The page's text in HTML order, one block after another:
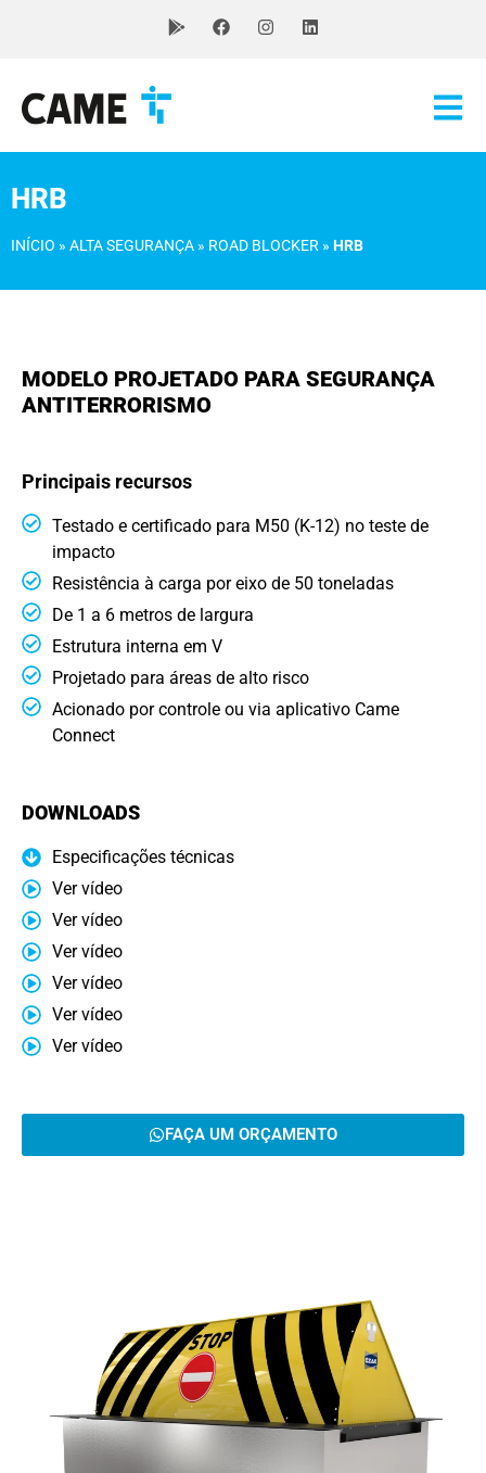
HRB
INÍCIO » ALTA SEGURANÇA » ROAD BLOCKER » HRB
MODELO PROJETADO PARA SEGURANÇA
ANTITERRORISMO
Principais recursos
Testado e certificado para M50 (K-12) no teste de
impacto
Resistência à carga por eixo de 50 toneladas
De 1 a 6 metros de largura
Estrutura interna em V
Projetado para áreas de alto risco
Acionado por controle ou via aplicativo Came
Connect
DOWNLOADS
Especificações técnicas
Ver vídeo
Ver vídeo
Ver vídeo
Ver vídeo
Ver vídeo
Ver vídeo
FAÇA UM ORÇAMENTO